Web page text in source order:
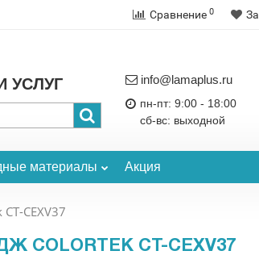
Сравнение 0
УСЛУГ info@lamaplus.ru
пн-пт: 9:00 - 18:00
сб-вс: выходной
материалы Акция
CEXV37
COLORTEK CT-CEXV37